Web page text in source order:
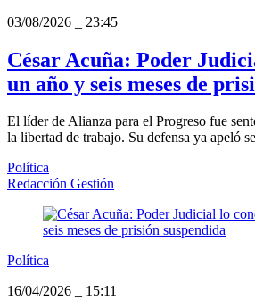
03/08/2026
23:45
César Acuña: Poder
un año y seis meses de
El líder de Alianza para el Progreso fue
la libertad de trabajo. Su defensa ya apeló
Política
Redacción Gestión
Política
16/04/2026
15:11